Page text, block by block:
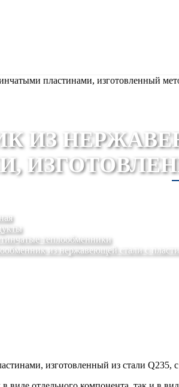
ИЗ
теплообменники
из нержавеющей стали с
изготовленный из стали